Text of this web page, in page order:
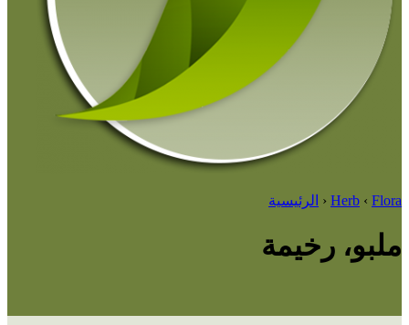
Herb ‹ Flora
‹ الرئيسية
ملبو، رخيمة